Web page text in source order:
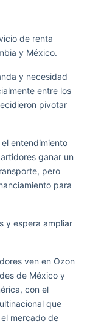
de renta
y México.
y necesidad
entre los
pivotar
entendimiento
ganar un
pero
para
y espera ampliar
ven en Ozon
de México y
con el
que
mercado de